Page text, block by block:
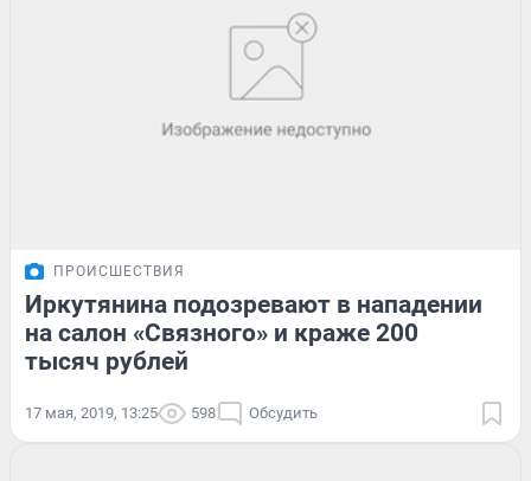
ПРОИСШЕСТВИЯ
Иркутянина подозревают в нападении
на салон «Связного» и краже 200
тысяч рублей
17 мая, 2019, 13:25 598 Обсудить